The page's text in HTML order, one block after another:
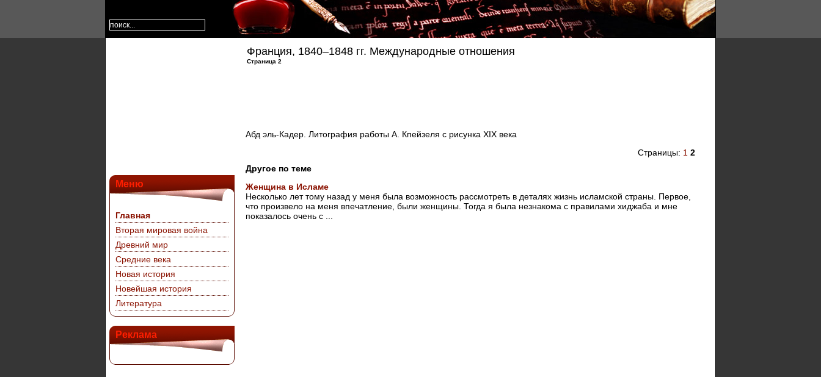
Меню
Главная
Вторая мировая война
Древний мир
Средние века
Новая история
Новейшая история
Литература
Реклама
Франция, 1840–1848 гг. Международные отношения
Страница 2
Абд эль-Кадер. Литография работы А. Кпейзеля с рисунка XIX века
Страницы: 1 2
Другое по теме
Женщина в Исламе
Несколько лет тому назад у меня была возможность рассмотреть в деталях жизнь исламской страны. Первое,
что произвело на меня впечатление, были женщины. Тогда я была незнакома с правилами хиджаба и мне
показалось очень с ...